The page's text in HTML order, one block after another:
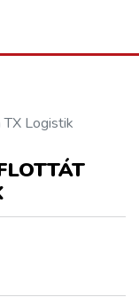
Logistik